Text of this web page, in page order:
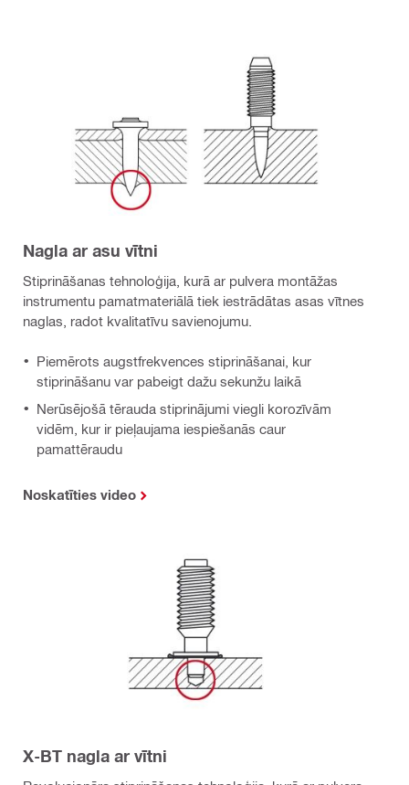
Nagla ar asu vītni
Stiprināšanas tehnoloģija, kurā ar pulvera montāžas
instrumentu pamatmateriālā tiek iestrādātas asas vītnes
naglas, radot kvalitatīvu savienojumu.
Piemērots augstfrekvences stiprināšanai, kur
stiprināšanu var pabeigt dažu sekunžu laikā
Nerūsējošā tērauda stiprinājumi viegli korozīvām
vidēm, kur ir pieļaujama iespiešanās caur
pamattēraudu
Noskatīties video
X-BT nagla ar vītni